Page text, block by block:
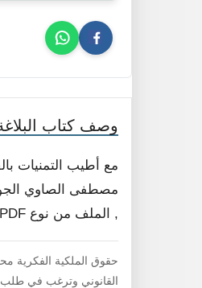
وصف كتاب
مع أطيب التمنيات
مصطفى الصاوي
, الملف من نوع PDF بامكانك تحميله و قراءته فورا , لا داعي لفك الضغط .
حقوق الملكية الفكرية
القانوني وترغب في طلب